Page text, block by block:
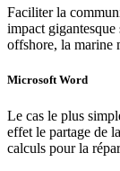
Faciliter la
impact
offshore, la marine
Microsoft Word
Le cas le plus
effet le partage de
calculs pour la